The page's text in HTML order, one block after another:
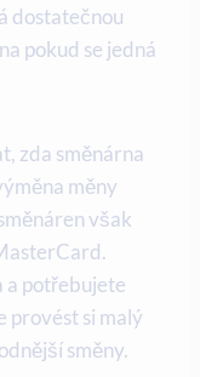
dostatečnou
pokud se jedná
zda směnárna
měny
však
a potřebujete
provést si malý
směny.